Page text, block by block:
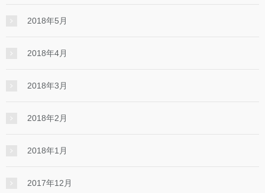
2018年5月
2018年4月
2018年3月
2018年2月
2018年1月
2017年12月